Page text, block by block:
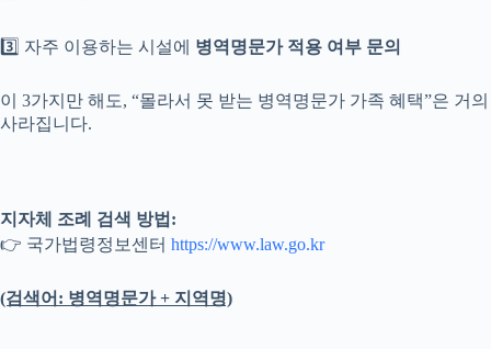
3️⃣ 자주 이용하는 시설에 병역명문가 적용 여부 문의
이 3가지만 해도, “몰라서 못 받는 병역명문가 가족 혜택”은 거의
사라집니다.
지자체 조례 검색 방법:
👉 국가법령정보센터 https://www.law.go.kr
(검색어: 병역명문가 + 지역명)